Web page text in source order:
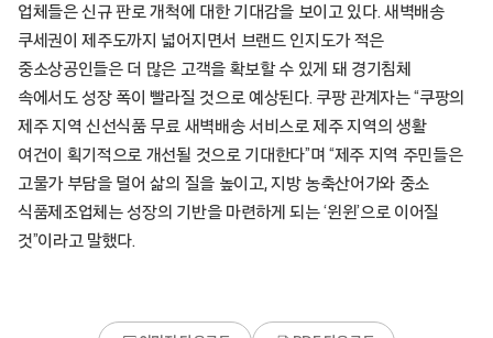
업체들은 신규 판로 개척에 대한 기대감을 보이고 있다. 새벽배송
쿠세권이 제주도까지 넓어지면서 브랜드 인지도가 적은
중소상공인들은 더 많은 고객을 확보할 수 있게 돼 경기침체
속에서도 성장 폭이 빨라질 것으로 예상된다. 쿠팡 관계자는 “쿠팡의
제주 지역 신선식품 무료 새벽배송 서비스로 제주 지역의 생활
여건이 획기적으로 개선될 것으로 기대한다”며 “제주 지역 주민들은
고물가 부담을 덜어 삶의 질을 높이고, 지방 농축산어가와 중소
식품제조업체는 성장의 기반을 마련하게 되는 ‘윈윈’으로 이어질
것”이라고 말했다.